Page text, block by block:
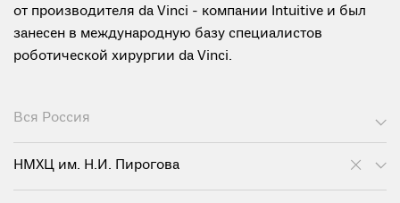
от производителя da Vinci - компании Intuitive и был
занесен в международную базу специалистов
роботической хирургии da Vinci.
Вся Россия
НМХЦ им. Н.И. Пирогова